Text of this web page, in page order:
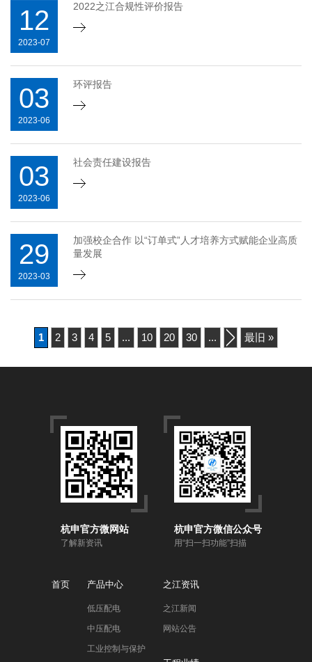
12
2023-07
2022之江合规性评价报告
03
2023-06
环评报告
03
2023-06
社会责任建设报告
29
2023-03
加强校企合作 以“订单式”人才培养方式赋能企业高质
量发展
1 2 3 4 5 ... 10 20 30 ... » 最旧 »
杭申官方微网站
了解新资讯
杭申官方微信公众号
用“扫一扫功能”扫描
首页 产品中心
低压配电
中压配电
工业控制与保护
之江资讯
之江新闻
网站公告